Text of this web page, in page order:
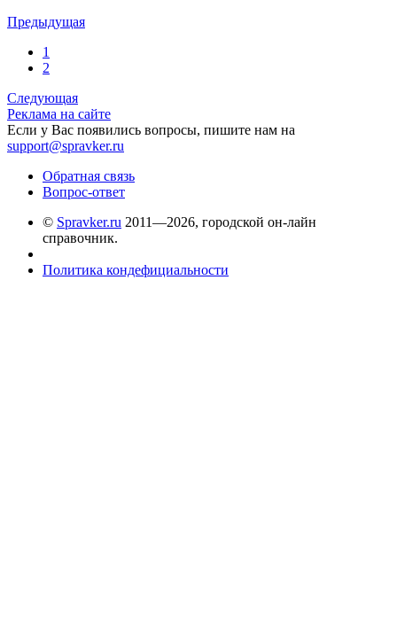
Предыдущая
1
2
Следующая
Реклама на сайте
Если у Вас появились вопросы, пишите нам на
support@spravker.ru
Обратная связь
Вопрос-ответ
© Spravker.ru 2011—2026, городской он-лайн
справочник.
Политика кондефициальности